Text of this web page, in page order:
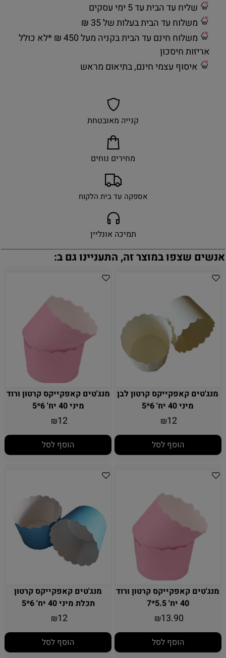
שליח עד הבית עד 5 ימי עסקים
משלוח עד הבית בעלות של 35 ₪
משלוח חינם עד הבית בקניה מעל 450 ₪ *לא כולל
אריזות חיסכון
איסוף עצמי חינם, בתיאום מראש
קנייה מאובטחת
מחירים נוחים
אספקה עד בית הלקוח
תמיכה אונליין
אנשים שצפו במוצר זה, התעניינו גם ב:
מנג'טים קאפקייקס קרטון לבן
מיני 40 יח' 6*5
₪12
הוסף לסל
מנג'טים קאפקייקס קרטון ורוד
מיני 40 יח' 6*5
₪12
הוסף לסל
מנג'טים קאפקייקס קרטון ורוד
40 יח' 5.5*7
₪13.90
הוסף לסל
מנג'טים קאפקייקס קרטון
תכלת מיני 40 יח' 6*5
₪12
הוסף לסל